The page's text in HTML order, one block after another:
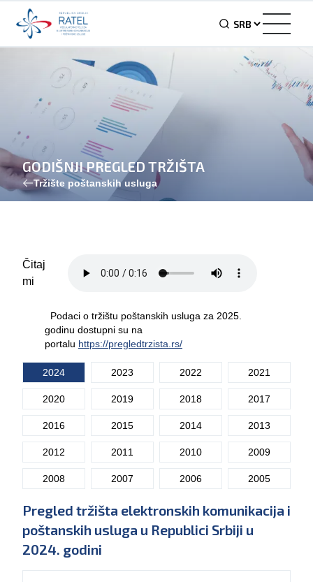
GODIŠNJI PREGLED TRŽIŠTA
Tržište poštanskih usluga
Čitaj
mi
Podaci o tržištu poštanskih usluga za 2025.
godinu dostupni su na
portalu https://pregledtrzista.rs/
2024 2023 2022 2021
2020 2019 2018 2017
2016 2015 2014 2013
2012 2011 2010 2009
2008 2007 2006 2005
Pregled tržišta elektronskih komunikacija i
poštanskih usluga u Republici Srbiji u
2024. godini